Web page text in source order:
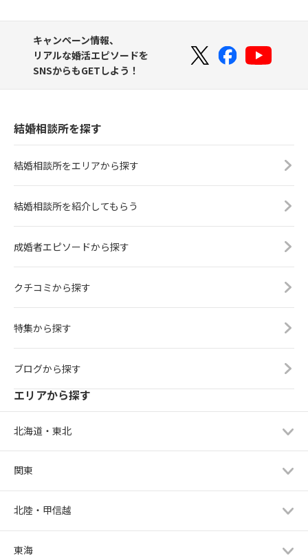
キャンペーン情報、
リアルな婚活エピソードを
SNSからもGETしよう！
結婚相談所を探す
結婚相談所をエリアから探す
結婚相談所を紹介してもらう
成婚者エピソードから探す
クチコミから探す
特集から探す
ブログから探す
エリアから探す
北海道・東北
関東
北陸・甲信越
東海